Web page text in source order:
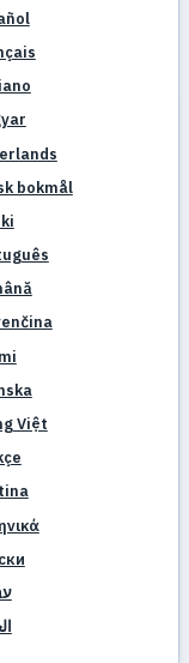
bokmål
Việt
门
机制
南画廊
体中文